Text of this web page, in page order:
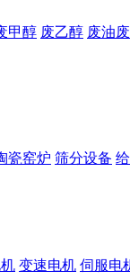
甲醇 废乙醇 废油废
瓷窑炉 筛分设备
变速电机 伺服电